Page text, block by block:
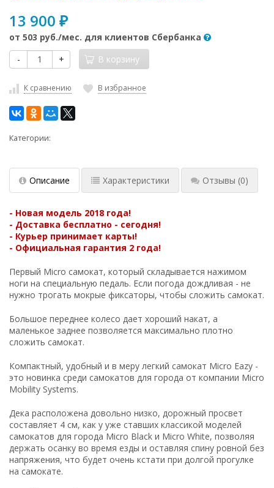
13 900 ₽
от 503 руб./мес. для клиентов Сбербанка
-
+ В корзину
К сравнению В избранное
Категории:
Описание Характеристики Отзывы (0)
- Новая модель 2018 года!
- Доставка бесплатно - сегодня!
- Курьер принимает карты!
- Официальная гарантия 2 года!
Первый Micro самокат, который складывается нажимом
ноги на специальную педаль. Если погода дождливая - не
нужно трогать мокрые фиксаторы, чтобы сложить самокат.
Большое переднее колесо дает хороший накат, а
маленькое заднее позволяется максимально плотно
сложить самокат.
Компактный, удобный и в меру легкий самокат Micro Eazy -
это новинка среди самокатов для города от компании Micro
Mobility Systems.
Дека расположена довольно низко, дорожный просвет
составляет 4 см, как у уже ставших классикой моделей
самокатов для города Micro Black и Micro White, позволяя
держать осанку во время езды и оставляя спину ровной без
напряжения, что будет очень кстати при долгой прогулке
на самокате.